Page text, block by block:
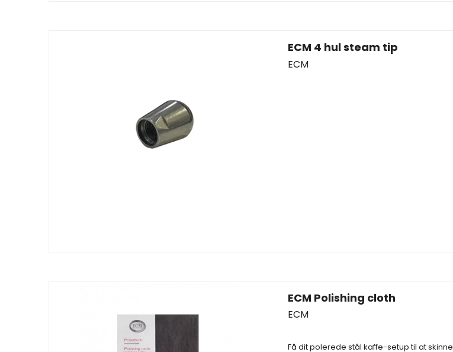
ECM 4 hul steam tip
ECM
ECM Polishing cloth
ECM
Få dit polerede stål kaffe-setup til at skinne